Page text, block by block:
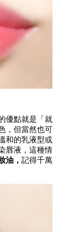
優點就是「就
，但當然也可
和的乳液型或
唇液，這種情
油， 記得千萬